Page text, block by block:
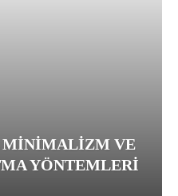
MINIMALIZM VE
YÖNTEMLERI